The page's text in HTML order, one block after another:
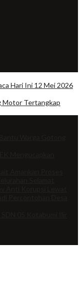
Hari Ini 12 Mei 2026
Motor Tertangkap